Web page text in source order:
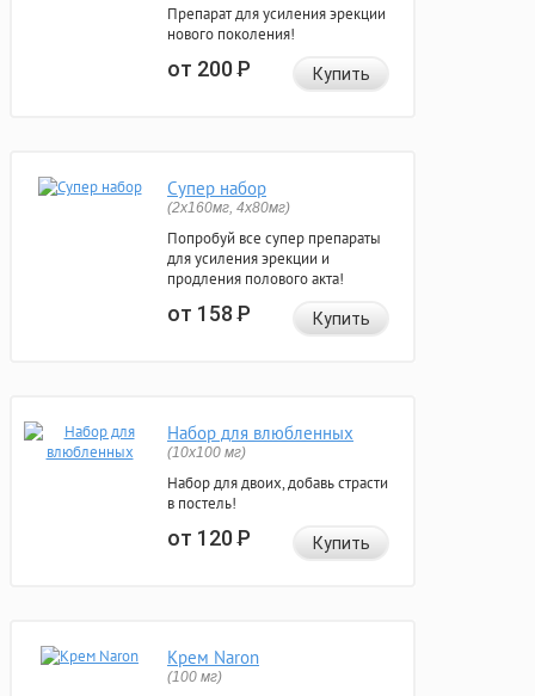
Препарат для усиления эрекции
нового поколения!
от 200Р Купить
Супер набор
(2х160мг, 4х80мг)
Попробуй все супер препараты
для усиления эрекции и
продления полового акта!
от 158Р Купить
Набор для влюбленных
(10х100 мг)
Набор для двоих, добавь страсти
в постель!
от 120Р Купить
Крем Naron
(100 мг)